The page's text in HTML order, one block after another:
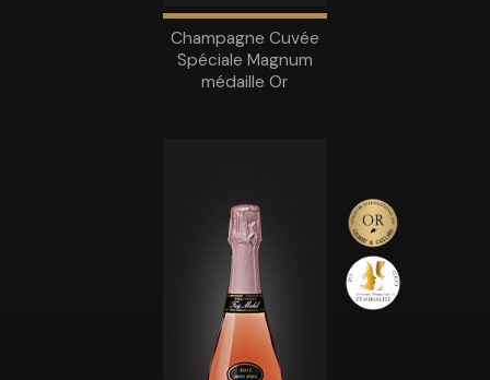
Champagne Cuvée
Spéciale Magnum
médaille Or